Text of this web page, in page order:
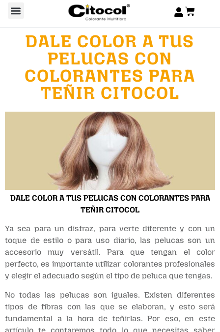
DALE COLOR A TUS
PELUCAS CON
COLORANTES PARA
TEÑIR CITOCOL
DALE COLOR A TUS PELUCAS CON COLORANTES PARA
TEÑIR CITOCOL
Ya sea para un disfraz, para verte diferente y con un
toque de estilo o para uso diario, las pelucas son un
accesorio muy versátil. Para que tengan el color
perfecto, es importante utilizar colorantes profesionales
y elegir el adecuado según el tipo de peluca que tengas.
No todas las pelucas son iguales. Existen diferentes
tipos de fibras con las que se elaboran, y esto será
fundamental a la hora de teñirlas. Por eso, en este